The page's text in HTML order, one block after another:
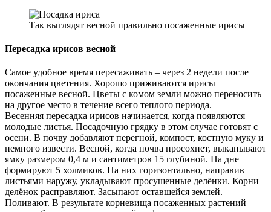
Так выглядят весной правильно посаженные ирисы
Пересадка ирисов весной
Самое удобное время пересаживать – через 2 недели после
окончания цветения. Хорошо приживаются ирисы
посаженные весной. Цветы с комом земли можно переносить
на другое место в течение всего теплого периода.
Весенняя пересадка ирисов начинается, когда появляются
молодые листья. Посадочную грядку в этом случае готовят с
осени. В почву добавляют перегной, компост, костную муку и
немного извести. Весной, когда почва просохнет, выкапывают
ямку размером 0,4 м и сантиметров 15 глубиной. На дне
формируют 5 холмиков. На них горизонтально, направив
листьями наружу, укладывают просушенные делёнки. Корни
делёнок расправляют. Засыпают оставшейся землей.
Поливают. В результате корневища посаженных растений